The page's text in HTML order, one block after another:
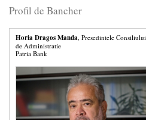
Profil de Bancher
Horia Dragos Manda , Presedintele Consiliului
de Administratie
Patria Bank